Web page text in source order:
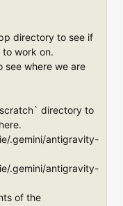
directory to see if
work on.
see where we are
directory to
.gemini/antigravity-
.gemini/antigravity-
of the